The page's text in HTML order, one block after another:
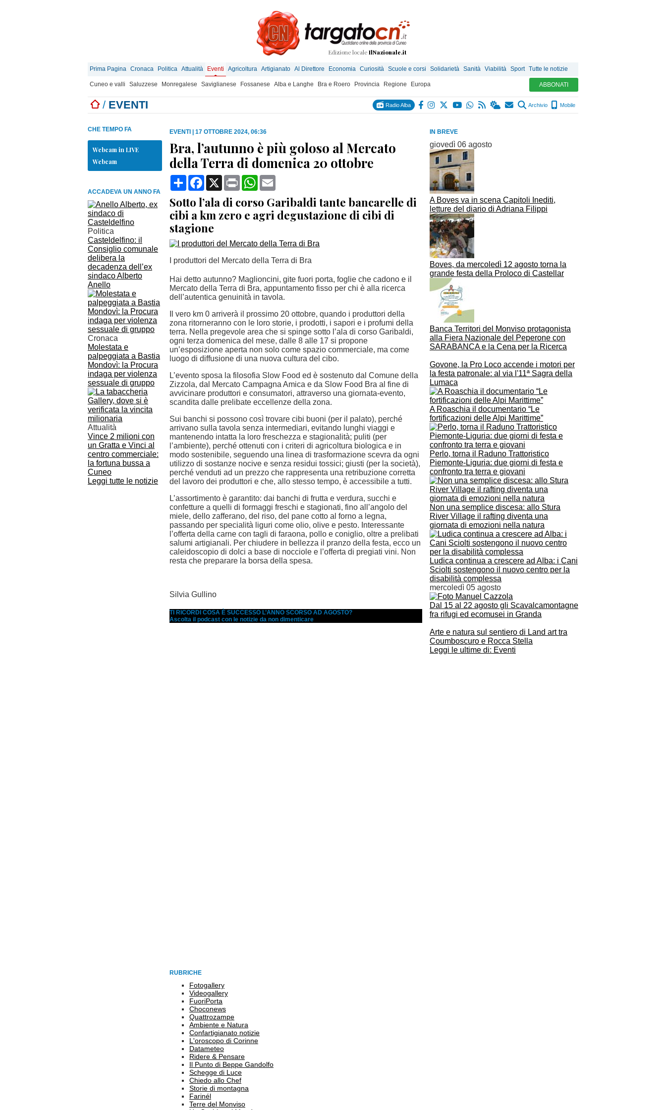
Edizione locale IlNazionale.it
Prima Pagina Cronaca Politica Attualità Eventi Agricoltura Artigianato Al Direttore Economia Curiosità Scuole e corsi Solidarietà Sanità Viabilità Sport Tutte le notizie
Cuneo e valli Saluzzese Monregalese Saviglianese Fossanese Alba e Langhe Bra e Roero Provincia Regione Europa ABBONATI
/ EVENTI Radio Alba Archivio Mobile
IN BREVE
giovedì 06 agosto
A Boves va in scena Capitoli Inediti,
letture del diario di Adriana Filippi
Boves, da mercoledì 12 agosto torna la
grande festa della Proloco di Castellar
Banca Territori del Monviso protagonista
alla Fiera Nazionale del Peperone con
SARABANCA e la Cena per la Ricerca
Govone, la Pro Loco accende i motori per
la festa patronale: al via l'11ª Sagra della
Lumaca
A Roaschia il documentario “Le
fortificazioni delle Alpi Marittime”
Perlo, torna il Raduno Trattoristico
Piemonte-Liguria: due giorni di festa e
confronto tra terra e giovani
Non una semplice discesa: allo Stura
River Village il rafting diventa una
giornata di emozioni nella natura
Ludica continua a crescere ad Alba: i Cani
Sciolti sostengono il nuovo centro per la
disabilità complessa
mercoledì 05 agosto
Dal 15 al 22 agosto gli Scavalcamontagne
fra rifugi ed ecomusei in Granda
Arte e natura sul sentiero di Land art tra
Coumboscuro e Rocca Stella
Leggi le ultime di: Eventi
CHE TEMPO FA
Webcam in LIVE
Webcam
ACCADEVA UN ANNO FA
Politica
Casteldelfino: il
Consiglio comunale
delibera la
decadenza dell’ex
sindaco Alberto
Anello
Cronaca
Molestata e
palpeggiata a Bastia
Mondovì: la Procura
indaga per violenza
sessuale di gruppo
Attualità
Vince 2 milioni con
un Gratta e Vinci al
centro commerciale:
la fortuna bussa a
Cuneo
Leggi tutte le notizie
EVENTI 17 OTTOBRE 2024, 06:36
Bra, l’autunno è più goloso al Mercato
della Terra di domenica 20 ottobre
CondividiFacebook
X Print WhatsApp
Sotto l’ala di corso Garibaldi tante bancarelle di
cibi a km zero e agri degustazione di cibi di
stagione
I produttori del Mercato della Terra di Bra
Hai detto autunno? Maglioncini, gite fuori porta, foglie che cadono e il
Mercato della Terra di Bra, appuntamento fisso per chi è alla ricerca
dell’autentica genuinità in tavola.
Il vero km 0 arriverà il prossimo 20 ottobre, quando i produttori della
zona ritorneranno con le loro storie, i prodotti, i sapori e i profumi della
terra. Nella pregevole area che si spinge sotto l’ala di corso Garibaldi,
ogni terza domenica del mese, dalle 8 alle 17 si propone
un’esposizione aperta non solo come spazio commerciale, ma come
luogo di diffusione di una nuova cultura del cibo.
L’evento sposa la filosofia Slow Food ed è sostenuto dal Comune della
Zizzola, dal Mercato Campagna Amica e da Slow Food Bra al fine di
avvicinare produttori e consumatori, attraverso una giornata-evento,
scandita dalle prelibate eccellenze della zona.
Sui banchi si possono così trovare cibi buoni (per il palato), perché
arrivano sulla tavola senza intermediari, evitando lunghi viaggi e
mantenendo intatta la loro freschezza e stagionalità; puliti (per
l’ambiente), perché ottenuti con i criteri di agricoltura biologica e in
modo sostenibile, seguendo una linea di trasformazione scevra da ogni
utilizzo di sostanze nocive e senza residui tossici; giusti (per la società),
perché venduti ad un prezzo che rappresenta una retribuzione corretta
del lavoro dei produttori e che, allo stesso tempo, è accessibile a tutti.
L’assortimento è garantito: dai banchi di frutta e verdura, succhi e
confetture a quelli di formaggi freschi e stagionati, fino all’angolo del
miele, dello zafferano, del riso, del pane cotto al forno a legna,
passando per specialità liguri come olio, olive e pesto. Interessante
l’offerta della carne con tagli di faraona, pollo e coniglio, oltre a prelibati
salumi artigianali. Per chiudere in bellezza il pranzo della festa, ecco un
caleidoscopio di dolci a base di nocciole e l’offerta di pregiati vini. Non
resta che preparare la borsa della spesa.
Silvia Gullino
TI RICORDI COSA È SUCCESSO L’ANNO SCORSO AD AGOSTO?
Ascolta il podcast con le notizie da non dimenticare
RUBRICHE
Fotogallery
Videogallery
FuoriPorta
Choconews
Quattrozampe
Ambiente e Natura
Confartigianato notizie
L'oroscopo di Corinne
Datameteo
Ridere & Pensare
Il Punto di Beppe Gandolfo
Schegge di Luce
Chiedo allo Chef
Storie di montagna
Farinél
Terre del Monviso